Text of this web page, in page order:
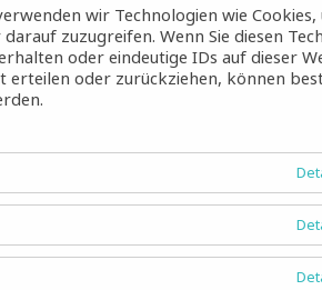
Uster
wir Technologien wie Cookies,
zuzugreifen. Wenn Sie diesen
oder eindeutige IDs auf dieser
erteilen oder zurückziehen, können